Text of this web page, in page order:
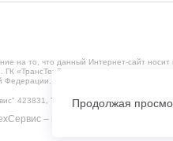
на то, что данный Интернет-сайт носит
ГК «ТрансТехСервис» ведет
Федерации. Мониторинг
423831, Татарстан Респ, Набережные
– продажа и обслуживание
Продолжая